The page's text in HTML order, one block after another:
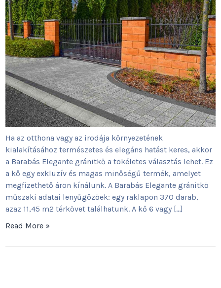
Ha az otthona vagy az irodája környezetének
kialakításához természetes és elegáns hatást keres, akkor
a Barabás Elegante gránitkő a tökéletes választás lehet. Ez
a kő egy exkluzív és magas minőségű termék, amelyet
megfizethető áron kínálunk. A Barabás Elegante gránitkő
műszaki adatai lenyűgözőek: egy raklapon 370 darab,
azaz 11,45 m2 térkövet találhatunk. A kő 6 vagy […]
Read More »